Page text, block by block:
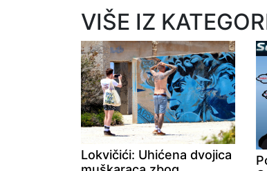
VIŠE IZ
Lokvičići: Uhićena dvojica